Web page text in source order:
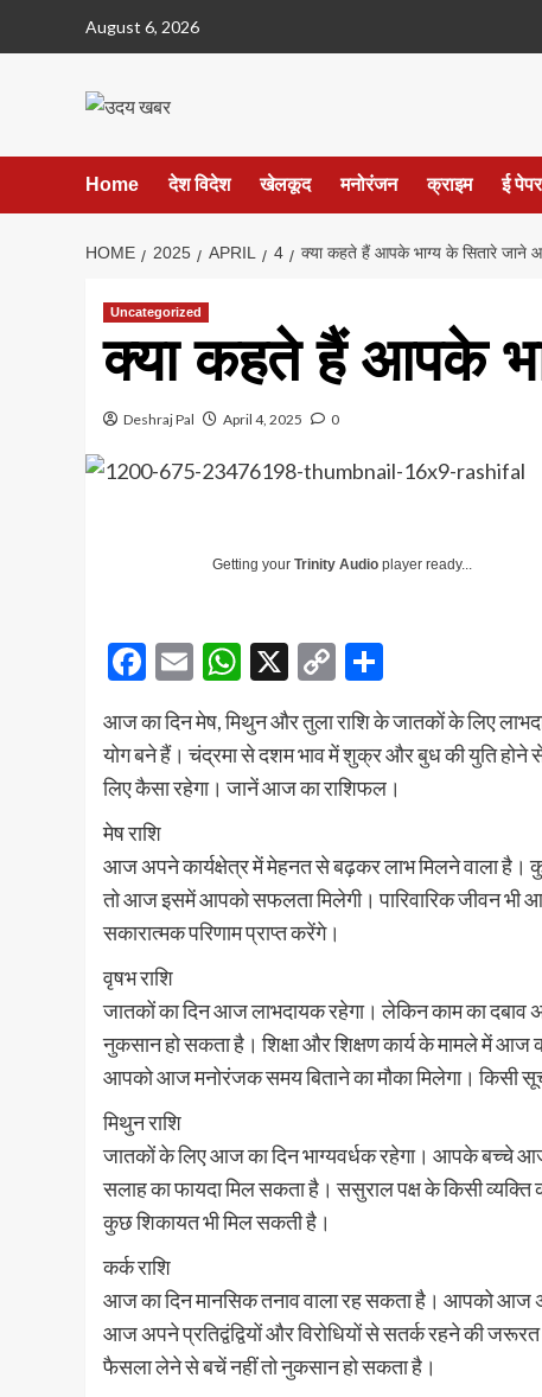
August 6, 2026
Home देश विदेश खेलकूद मनोरंजन क्राइम ई पेपर
HOME 2025 APRIL 4 क्या कहते हैं आपके भाग्य के सितारे जाने
Uncategorized
क्या कहते हैं आपके
Deshraj Pal April 4, 2025 0
Getting your Trinity Audio player ready...
Facebook
EmailWhatsApp
X
Copy
Link
आज का दिन मेष, मिथुन और तुला राशि के जातकों के लिए
योग बने हैं। चंद्रमा से दशम भाव में शुक्र और बुध की युति होने
लिए कैसा रहेगा। जानें आज का राशिफल।
मेष राशि
आज अपने कार्यक्षेत्र में मेहनत से बढ़कर लाभ मिलने वाला है।
तो आज इसमें आपको सफलता मिलेगी। पारिवारिक जीवन भी
सकारात्मक परिणाम प्राप्त करेंगे।
वृषभ राशि
जातकों का दिन आज लाभदायक रहेगा। लेकिन काम का
नुकसान हो सकता है। शिक्षा और शिक्षण कार्य के मामले में
आपको आज मनोरंजक समय बिताने का मौका मिलेगा। किसी
मिथुन राशि
जातकों के लिए आज का दिन भाग्यवर्धक रहेगा। आपके बच्चे आज
सलाह का फायदा मिल सकता है। ससुराल पक्ष के किसी
कुछ शिकायत भी मिल सकती है।
कर्क राशि
आज का दिन मानसिक तनाव वाला रह सकता है। आपको
आज अपने प्रतिद्वंद्वियों और विरोधियों से सतर्क रहने की
फैसला लेने से बचें नहीं तो नुकसान हो सकता है।